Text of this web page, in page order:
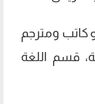
ومترجم
قسم اللغة